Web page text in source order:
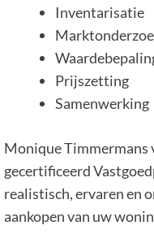
Inventarisatie
Prijszetting
Samenwerking
Monique Timmermans
gecertificeerd
realistisch, ervaren en
aankopen van uw